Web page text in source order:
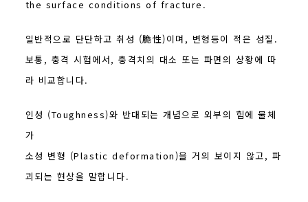
the surface conditions of fracture.
​일반적으로 단단하고 취성 (脆性)이며, 변형등이 적은 성질.
보통, 충격 시험에서, 충격치의 대소 또는 파면의 상황에 따
라 비교합니다.
인성 (Toughness)와 반대되는 개념으로 외부의 힘에 물체
가
소성 변형 (Plastic deformation)을 거의 보이지 않고, 파
괴되는 현상을 말합니다.